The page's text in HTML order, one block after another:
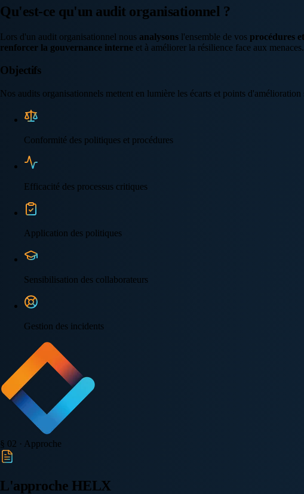
Qu'est-ce qu'un audit organisationnel ?
Lors d'un audit organisationnel nous analysons l'ensemble de vos procédures
renforcer la gouvernance interne et à améliorer la résilience face aux menaces.
Objectifs
Nos audits organisationnels mettent en lumière les écarts et points d'amélioration
Conformité des politiques et procédures
Efficacité des processus critiques
Application des politiques
Sensibilisation des collaborateurs
Gestion des incidents
§ 02 · Approche
L'approche HELX